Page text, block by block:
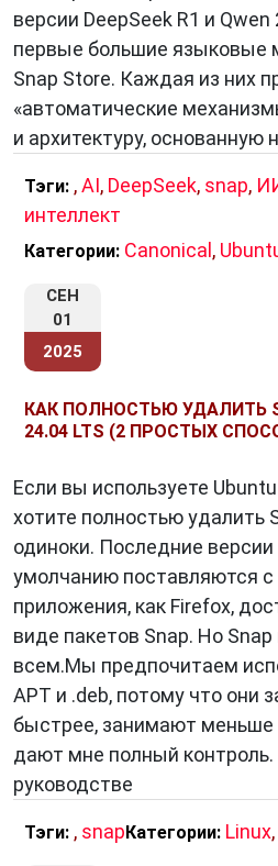
версии DeepSeek R1 и Qwen
первые большие языковые
Snap Store. Каждая из них
«автоматические
и архитектуру, основанную
Тэги: ,AI, DeepSeek, snap,
интеллект
Категории: Canonical ,
СЕН
01
2025
КАК ПОЛНОСТЬЮ УДАЛИТЬ
24.04 LTS (2 ПРОСТЫХ
Если вы используете
хотите полностью удалить
одиноки. Последние версии
умолчанию поставляются с
приложения, как Firefox,
виде пакетов Snap. Но
всем.Мы предпочитаем
APT и .deb, потому что они
быстрее, занимают меньше
дают мне полный контроль.
руководстве
Тэги: , snapКатегории: Linux,